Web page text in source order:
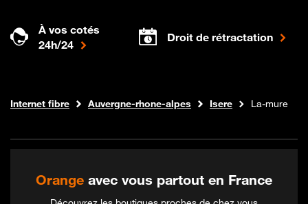
À vos cotés
24h/24
Droit de rétractation
Boutique Orange
Internet fibre Auvergne-rhone-alpes Isere La-mure